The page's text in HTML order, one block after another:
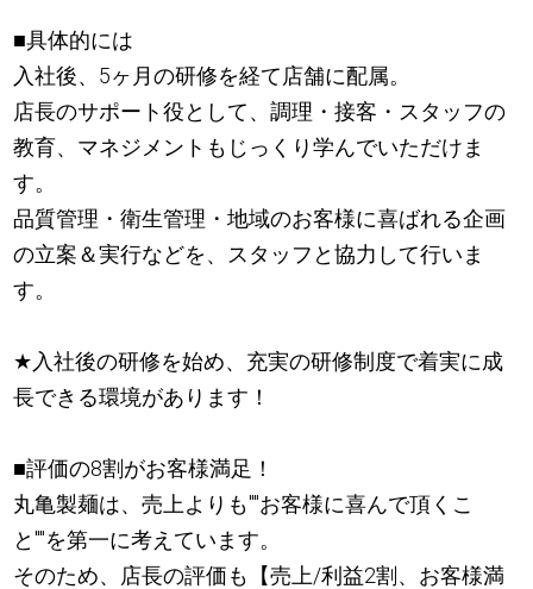
■具体的には
入社後、5ヶ月の研修を経て店舗に配属。
店長のサポート役として、調理・接客・スタッフの
教育、マネジメントもじっくり学んでいただけま
す。
品質管理・衛生管理・地域のお客様に喜ばれる企画
の立案＆実行などを、スタッフと協力して行いま
す。
★ 入社後の研修を始め、充実の研修制度で着実に成
長できる環境があります！
■評価の8割がお客様満足！
丸亀製麺は、売上よりも""お客様に喜んで頂くこ
と""を第一に考えています。
そのため、店長の評価も【売上/利益2割、お客様満